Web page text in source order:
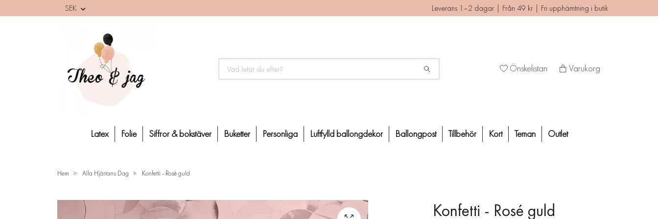
SEK Leverans 1–2 dagar | Från 49 kr | Fri upphämtning i butik
Önskelistan Varukorg
Latex Folie Siffror & bokstäver Buketter Personliga Luftfylld ballongdekor Ballongpost Tillbehör Kort Teman Outlet
Hem Alla Hjärtans Dag Konfetti - Rosé guld
Konfetti - Rosé guld